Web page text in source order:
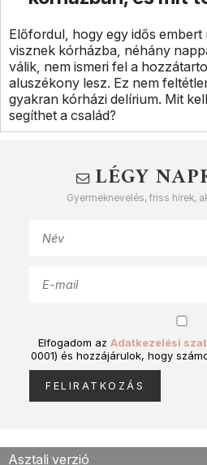
Előfordul, hogy egy idős embert
visznek kórházba, néhány
válik, nem ismeri fel a
aluszékony lesz. Ez nem
gyakran kórházi delírium. Mit
segíthet a család?
LÉGY
Gyermeknevelés, friss hírek,
Elfogadom az Adatkezelési
0001) és hozzájárulok, hogy
Asztali verzió